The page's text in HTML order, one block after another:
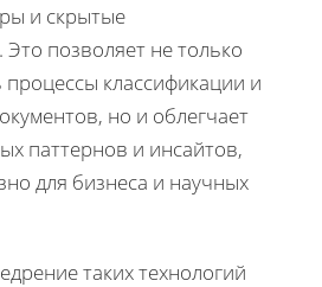
и скрытые
позволяет не только
классификации и
но и облегчает
паттернов и инсайтов,
для бизнеса и научных
таких технологий